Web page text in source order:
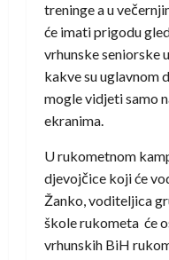
treninge a u
će imati prigodu
vrhunske seniorske
kakve su uglavnom
mogle vidjeti samo
ekranima.
U rukometnom
djevojčice koji će
Žanko, voditeljica
škole rukometa će
vrhunskih BiH